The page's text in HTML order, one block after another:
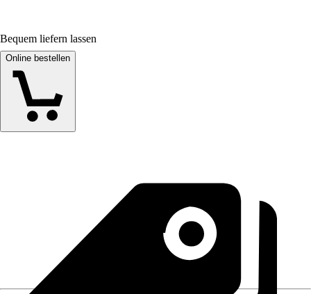
Bequem liefern lassen
Online bestellen